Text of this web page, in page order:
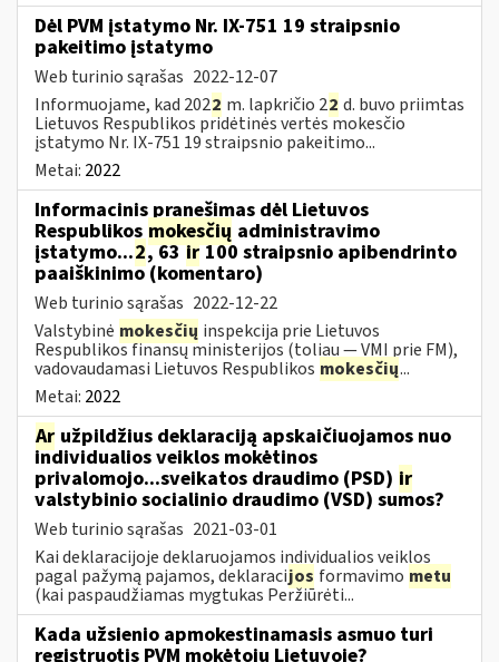
Dėl PVM įstatymo Nr. IX-751 19 straipsnio
pakeitimo įstatymo
Web turinio sąrašas 2022-12-07
Informuojame, kad 2022 m. lapkričio 22 d. buvo priimtas
Lietuvos Respublikos pridėtinės vertės mokesčio
įstatymo Nr. IX-751 19 straipsnio pakeitimo...
Metai: 2022
Informacinis pranešimas dėl Lietuvos
Respublikos mokesčių administravimo
įstatymo...2, 63ir100 straipsnio apibendrinto
paaiškinimo (komentaro)
Web turinio sąrašas 2022-12-22
Valstybinė mokesčių inspekcija prie Lietuvos
Respublikos finansų ministerijos (toliau — VMI prie FM),
vadovaudamasi Lietuvos Respublikos mokesčių...
Metai: 2022
Ar užpildžius deklaraciją apskaičiuojamos nuo
individualios veiklos mokėtinos
privalomojo...sveikatos draudimo (PSD) ir
valstybinio socialinio draudimo (VSD) sumos?
Web turinio sąrašas 2021-03-01
Kai deklaracijoje deklaruojamos individualios veiklos
pagal pažymą pajamos, deklaracijos formavimo metu
(kai paspaudžiamas mygtukas Peržiūrėti...
Kada užsienio apmokestinamasis asmuo turi
registruotis PVM mokėtoju Lietuvoje?